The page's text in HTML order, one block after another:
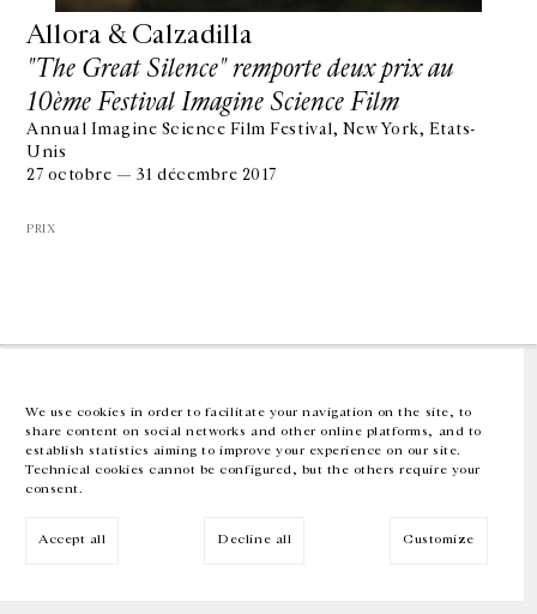
We use cookies in order to facilitate your navigation on the site, to
share content on social networks and other online platforms, and to
establish statistics aiming to improve your experience on our site.
Technical cookies cannot be configured, but the others require your
consent.
Accept all Decline all Customize
Allora & Calzadilla
"The Great Silence" remporte deux prix au
10ème Festival Imagine Science Film
Annual Imagine Science Film Festival, New York, Etats-
Unis
27 octobre — 31 décembre 2017
PRIX
GALERIE CHANTAL CROUSEL
10 RUE CHARLOT, 75003 PARIS
T. +33 1 42 77 38 87
EN FR 中文 Facebook Instagram
Inscrivez-vous à notre newsletter